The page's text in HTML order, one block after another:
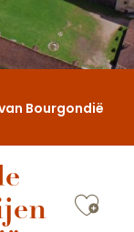
Bourgondië